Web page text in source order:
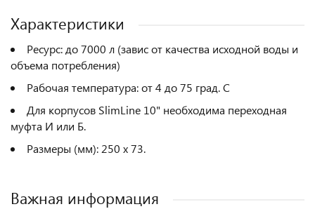
Характеристики
Ресурс: до 7000 л (завис от качества исходной воды и
объема потребления)
Рабочая температура: от 4 до 75 град. C
Для корпусов SlimLine 10" необходима переходная
муфта И или Б.
Размеры (мм): 250 х 73.
Важная информация